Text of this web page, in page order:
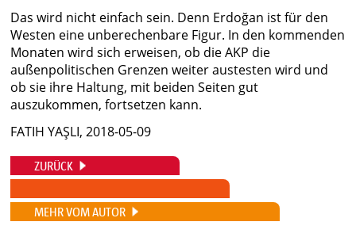
Das wird nicht einfach sein. Denn Erdoğan ist für den
Westen eine unberechenbare Figur. In den kommenden
Monaten wird sich erweisen, ob die AKP die
außenpolitischen Grenzen weiter austesten wird und
ob sie ihre Haltung, mit beiden Seiten gut
auszukommen, fortsetzen kann.
FATIH YAŞLI, 2018-05-09
ZURÜCK
MEHR VOM AUTOR